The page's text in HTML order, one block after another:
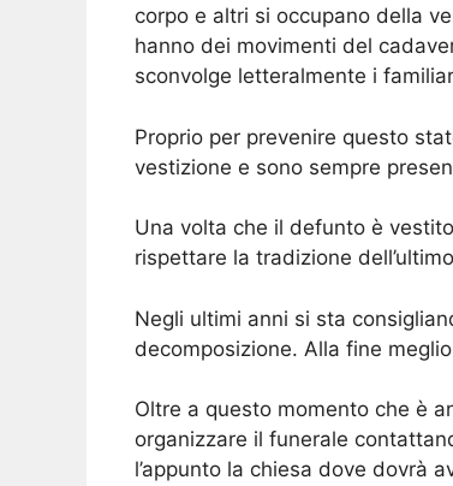
corpo e altri si occupano della
hanno dei movimenti del
sconvolge letteralmente i
Proprio per prevenire questo
vestizione e sono sempre
Una volta che il defunto è
rispettare la tradizione
Negli ultimi anni si sta
decomposizione. Alla fine
Oltre a questo momento che è
organizzare il funerale
l’appunto la chiesa dove dovrà